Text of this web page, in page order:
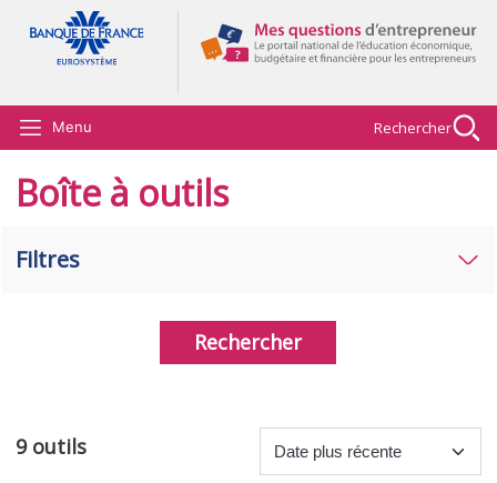
Aller au contenu principal
Menu Rechercher
Boîte à outils
Filtres
Rechercher
9 outils